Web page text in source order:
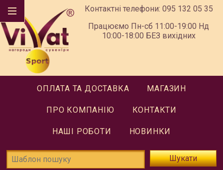
Контактні телефони: 095 132 05 35
Працюємо Пн-сб 11:00-19:00 Нд
10:00-18:00 БЕЗ вихідних
ОПЛАТА ТА ДОСТАВКА МАГАЗИН
ПРО КОМПАНІЮ КОНТАКТИ
НАШІ РОБОТИ НОВИНКИ
Шукати